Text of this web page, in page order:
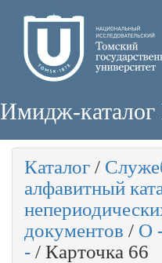
Имидж-
Каталог /
алфавитный
документов / О
- / Карточка 66